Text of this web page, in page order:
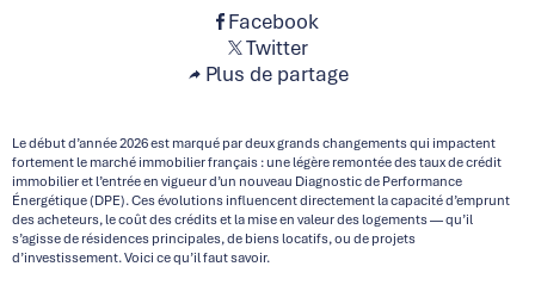
Facebook
Twitter
Plus de partage
Le début d’année 2026 est marqué par deux grands changements qui impactent
fortement le marché immobilier français : une légère remontée des taux de crédit
immobilier et l’entrée en vigueur d’un nouveau Diagnostic de Performance
Énergétique (DPE). Ces évolutions influencent directement la capacité d’emprunt
des acheteurs, le coût des crédits et la mise en valeur des logements — qu’il
s’agisse de résidences principales, de biens locatifs, ou de projets
d’investissement. Voici ce qu’il faut savoir.